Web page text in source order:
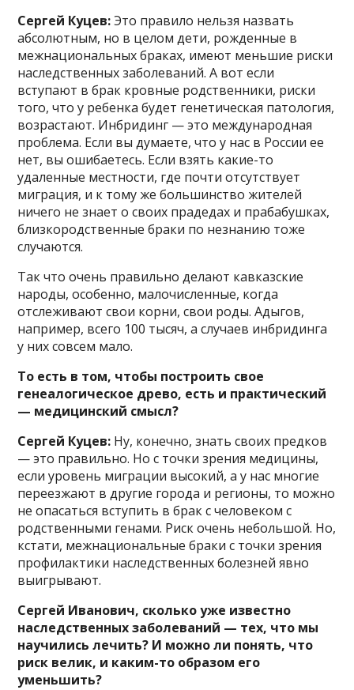
Сергей Куцев:Это правило нельзя назвать
абсолютным, но в целом дети, рожденные в
межнациональных браках, имеют меньшие риски
наследственных заболеваний. А вот если
вступают в брак кровные родственники, риски
того, что у ребенка будет генетическая патология,
возрастают. Инбридинг — это международная
проблема. Если вы думаете, что у нас в России ее
нет, вы ошибаетесь. Если взять какие-то
удаленные местности, где почти отсутствует
миграция, и к тому же большинство жителей
ничего не знает о своих прадедах и прабабушках,
близкородственные браки по незнанию тоже
случаются.
Так что очень правильно делают кавказские
народы, особенно, малочисленные, когда
отслеживают свои корни, свои роды. Адыгов,
например, всего 100 тысяч, а случаев инбридинга
у них совсем мало.
То есть в том, чтобы построить свое
генеалогическое древо, есть и практический
— медицинский смысл?
Сергей Куцев: Ну, конечно, знать своих предков
— это правильно. Но с точки зрения медицины,
если уровень миграции высокий, а у нас многие
переезжают в другие города и регионы, то можно
не опасаться вступить в брак с человеком с
родственными генами. Риск очень небольшой. Но,
кстати, межнациональные браки с точки зрения
профилактики наследственных болезней явно
выигрывают.
Сергей Иванович, сколько уже известно
наследственных заболеваний — тех, что мы
научились лечить? И можно ли понять, что
риск велик, и каким-то образом его
уменьшить?